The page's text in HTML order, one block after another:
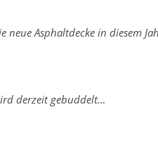
neue Asphaltdecke in diesem
derzeit gebuddelt…